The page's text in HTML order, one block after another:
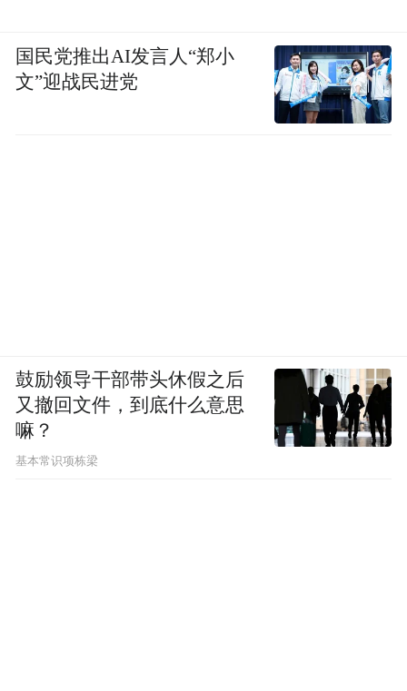
国民党推出AI发言人“郑小
文”迎战民进党
鼓励领导干部带头休假之后
又撤回文件，到底什么意思
嘛？
基本常识项栋梁